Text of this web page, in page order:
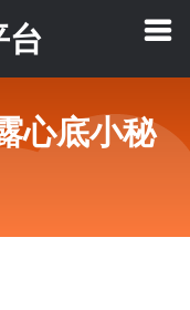
台
心底小秘